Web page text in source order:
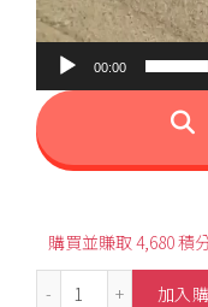
00:00
購買並賺取 4,680 積
0.87ct
加入